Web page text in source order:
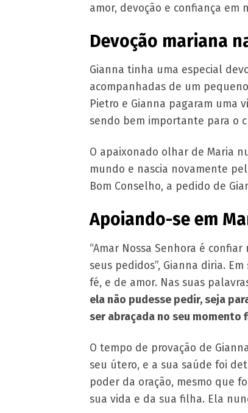
amor, devoção e confiança em
Devoção mariana
Gianna tinha uma especial
acompanhadas de um
Pietro e Gianna pagaram uma
sendo bem importante para o
O apaixonado olhar de Maria
mundo e nascia novamente
Bom Conselho, a pedido de
Apoiando-se em
“Amar Nossa Senhora é
seus pedidos”, Gianna diria.
fé, e de amor. Nas suas
ela não pudesse pedir, seja
ser abraçada no seu momento
O tempo de provação de
seu útero, e a sua saúde foi
poder da oração, mesmo que
sua vida e da sua filha. Ela